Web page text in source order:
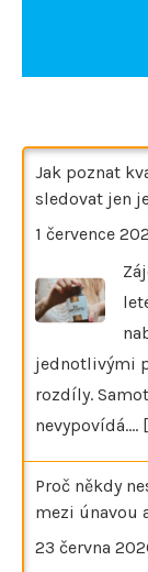
Jak poznat
sledovat jen
1 července
jednotlivými
rozdíly.
nevypovídá.…
Proč někdy
mezi únavou
23 června